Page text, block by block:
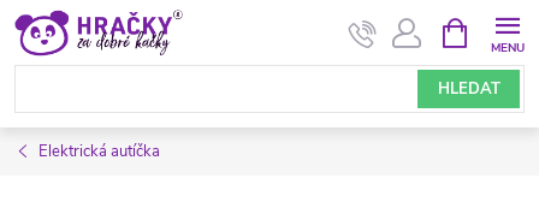
Přejít
obsah
HLEDAT
NÁKUPNÍ
KOŠÍK
Elektrická autíčka